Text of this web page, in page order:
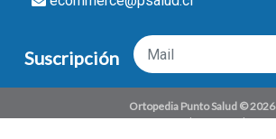
Suscripción
Ortopedia Punto Salud © 2026